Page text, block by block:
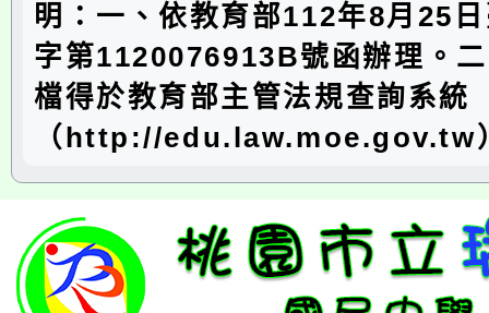
明：一、依教育部112年8月25
字第1120076913B號函辦理。
檔得於教育部主管法規查詢系統
（http://edu.law.moe.gov.tw